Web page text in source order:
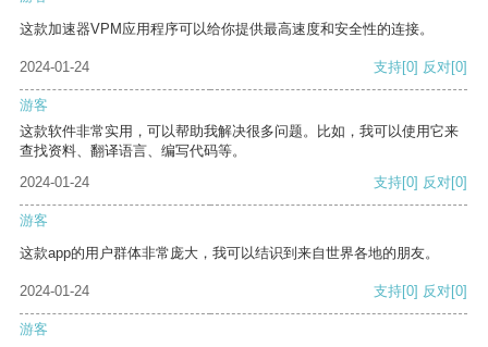
这款加速器VPM应用程序可以给你提供最高速度和安全性的连接。
2024-01-24 支持[0] 反对[0]
游客
这款软件非常实用，可以帮助我解决很多问题。比如，我可以使用它来
查找资料、翻译语言、编写代码等。
2024-01-24
支持[0] 反对[0]
游客
这款app的用户群体非常庞大，我可以结识到来自世界各地的朋友。
2024-01-24 支持[0] 反对[0]
游客